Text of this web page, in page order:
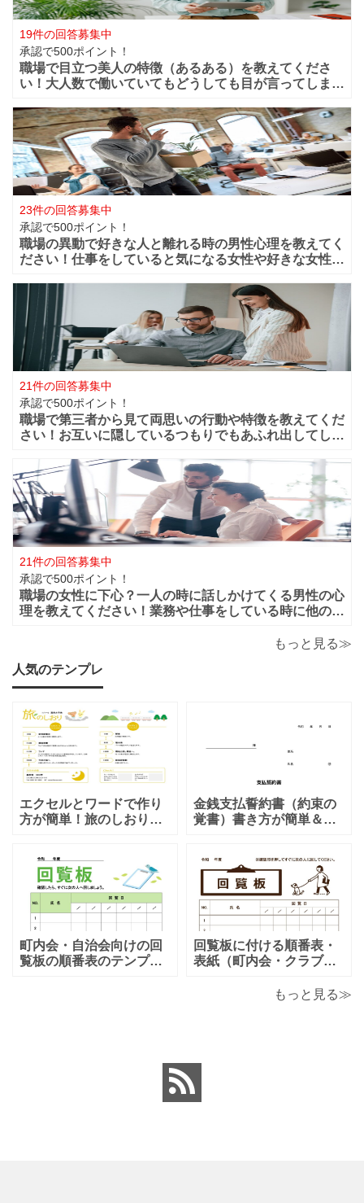
19件の回答募集中
承認で500ポイント！
職場で目立つ美人の特徴（あるある）を教えてくださ
い！大人数で働いていてもどうしても目が言ってしまう
ってしまうような美人は職場ではどの様な行動や特徴が
あるのでしょうか？ファッションセンスが良い
23件の回答募集中
承認で500ポイント！
職場の異動で好きな人と離れる時の男性心理を教えてく
ださい！仕事をしていると気になる女性や好きな女性な
仲良く過ごせたけど異動になってしまうと離れてしまい
ます。 男性的には好きな女性がいた場合は
21件の回答募集中
承認で500ポイント！
職場で第三者から見て両思いの行動や特徴を教えてくだ
さい！お互いに隠しているつもりでもあふれ出してしま
僚・上司から見ても、それって両想いじゃない？って行
動などってありますよね？ 第三者から見て
21件の回答募集中
承認で500ポイント！
職場の女性に下心？一人の時に話しかけてくる男性の心
理を教えてください！業務や仕事をしている時に他の人
かけてくるのは下心があるからでしょうか？恋愛的に好
もっと見る≫
人気のテンプレ
エクセルとワードで作り
方が簡単！旅のしおり
おすすめのテンプレート
となります。温泉旅行や
家族旅行など様々な用途
で、楽しく利用出来る旅
のしおりの素材となりま
す。ダウンロード後に簡
単に編集出来るエクセ
金銭支払誓約書（約束の
覚書）書き方が簡単＆項
す。シンプルな項目にな
りますので、利用用途に
より項目や内容を編集し
利用する事が可能です。
シンプルで簡易的な素材
となりますので、金銭支
払誓約書を作成時に用途
町内会・自治会向けの回
覧板の順番表のテンプレ
回覧板に付ける順番表・
表紙（町内会・クラブの
る「Excel・Word・
る「Excel・Word・
PDF」
もっと見る≫